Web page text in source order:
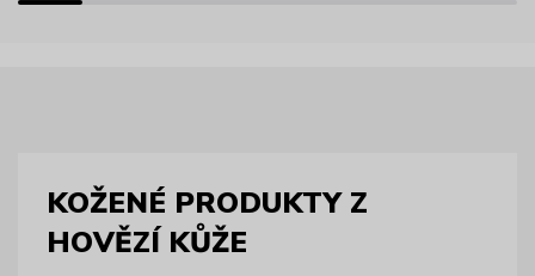
KOŽENÉ PRODUKTY Z
HOVĚZÍ KŮŽE